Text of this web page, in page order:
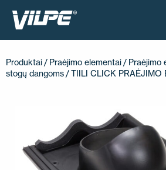
ĮGYVENDINTI PROJEKTAI
Produktai / Praėjimo elementai / Praėjimo
stogų dangoms / TIILI CLICK PRAĖJIMO